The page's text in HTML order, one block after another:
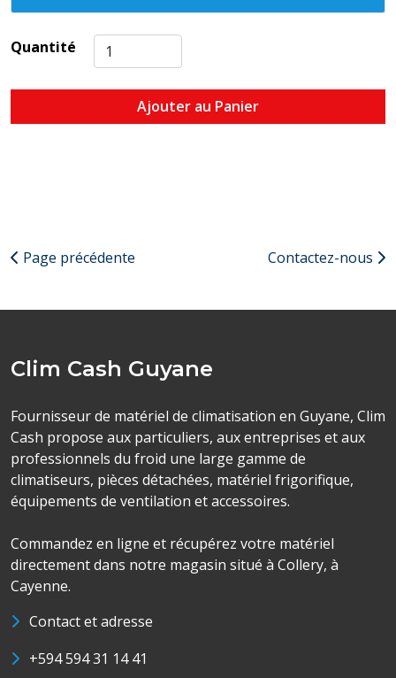
Quantité
Ajouter au Panier
Page précédente Contactez-nous
Clim Cash Guyane
Fournisseur de matériel de climatisation en Guyane, Clim
Cash propose aux particuliers, aux entreprises et aux
professionnels du froid une large gamme de
climatiseurs, pièces détachées, matériel frigorifique,
équipements de ventilation et accessoires.
Commandez en ligne et récupérez votre matériel
directement dans notre magasin situé à Collery, à
Cayenne.
Contact et adresse
+594 594 31 14 41